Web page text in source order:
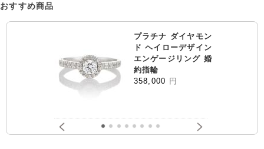
おすすめ商品
プラチナ ダイヤモン
ド ヘイローデザイン
エンゲージリング 婚
約指輪
358,000 円